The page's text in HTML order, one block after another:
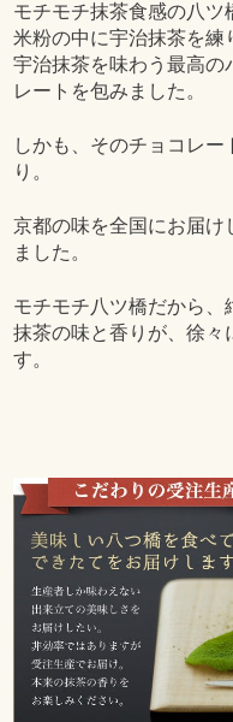
モチモチ抹茶食感の八ツ
米粉の中に宇治抹茶を
宇治抹茶を味わう最高の
レートを包みました。
しかも、そのチョコレ
り。
京都の味を全国にお届け
ました。
モチモチ八ツ橋だから、
抹茶の味と香りが、徐々
す。